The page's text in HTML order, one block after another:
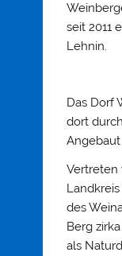
seit 2011
Lehnin.
Das Dorf
dort
Vertreten
des
Berg
als